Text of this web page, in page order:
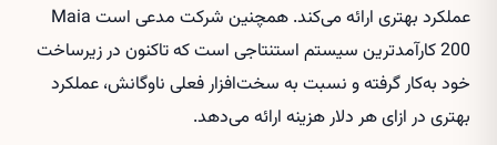
عملکرد بهتری ارائه می‌کند. همچنین شرکت مدعی است Maia
200 کارآمدترین سیستم استنتاجی است که تاکنون در زیرساخت
خود به‌کار گرفته و نسبت به سخت‌افزار فعلی ناوگانش، عملکرد
بهتری در ازای هر دلار هزینه ارائه می‌دهد.